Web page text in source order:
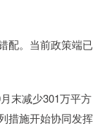
配。当前政策端已
末减少301万平方
措施开始协同发挥